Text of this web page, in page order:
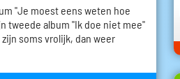
"Je moest eens weten hoe
tweede album "Ik doe niet mee"
zijn soms vrolijk, dan weer